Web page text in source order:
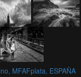
MFAFplata, ESPAÑA